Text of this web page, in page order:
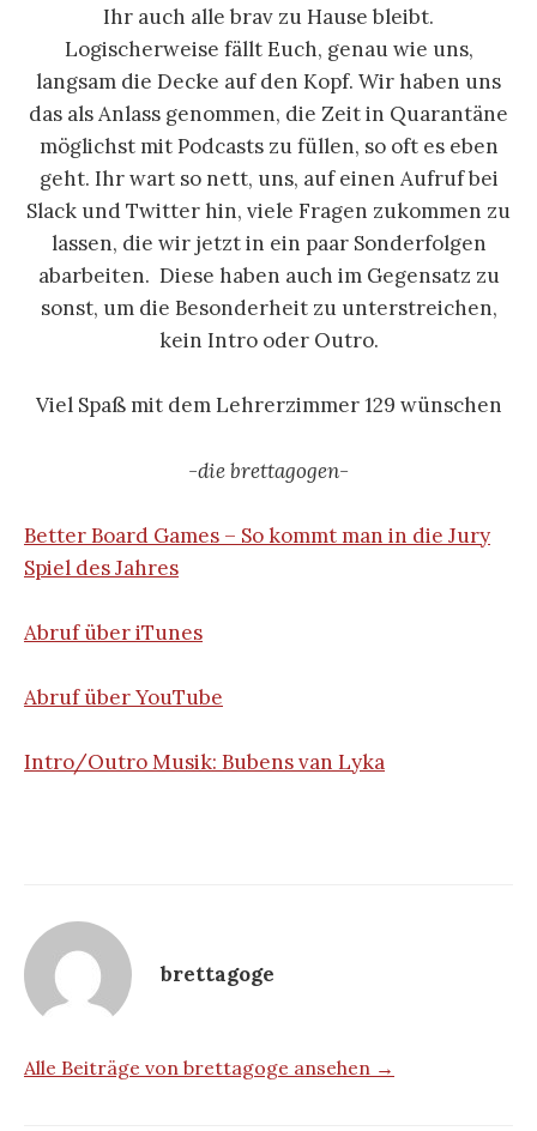
Ihr auch alle brav zu Hause bleibt.
Logischerweise fällt Euch, genau wie uns,
langsam die Decke auf den Kopf. Wir haben uns
das als Anlass genommen, die Zeit in Quarantäne
möglichst mit Podcasts zu füllen, so oft es eben
geht. Ihr wart so nett, uns, auf einen Aufruf bei
Slack und Twitter hin, viele Fragen zukommen zu
lassen, die wir jetzt in ein paar Sonderfolgen
abarbeiten. Diese haben auch im Gegensatz zu
sonst, um die Besonderheit zu unterstreichen,
kein Intro oder Outro.
Viel Spaß mit dem Lehrerzimmer 129 wünschen
-die brettagogen-
Better Board Games – So kommt man in die Jury
Spiel des Jahres
Abruf über iTunes
Abruf über YouTube
Intro/Outro Musik: Bubens van Lyka
brettagoge
Alle Beiträge von brettagoge ansehen →